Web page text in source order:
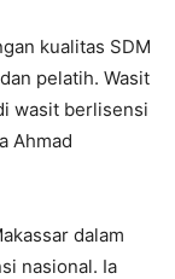
kualitas SDM
pelatih. Wasit
wasit berlisensi
Ahmad
dalam
nasional. Ia